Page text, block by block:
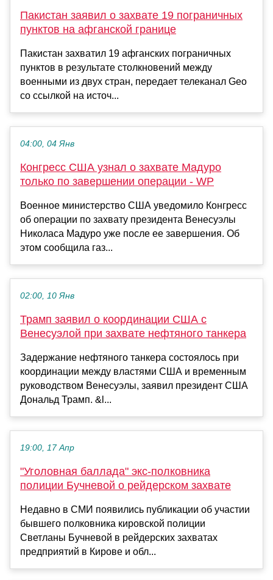
Пакистан заявил о захвате 19 пограничных
пунктов на афганской границе
Пакистан захватил 19 афганских пограничных
пунктов в результате столкновений между
военными из двух стран, передает телеканал Geo
со ссылкой на источ...
04:00, 04 Янв
Конгресс США узнал о захвате Мадуро
только по завершении операции - WP
Военное министерство США уведомило Конгресс
об операции по захвату президента Венесуэлы
Николаса Мадуро уже после ее завершения. Об
этом сообщила газ...
02:00, 10 Янв
Трамп заявил о координации США с
Венесуэлой при захвате нефтяного танкера
Задержание нефтяного танкера состоялось при
координации между властями США и временным
руководством Венесуэлы, заявил президент США
Дональд Трамп. &l...
19:00, 17 Апр
"Уголовная баллада" экс-полковника
полиции Бучневой о рейдерском захвате
Недавно в СМИ появились публикации об участии
бывшего полковника кировской полиции
Светланы Бучневой в рейдерских захватах
предприятий в Кирове и обл...